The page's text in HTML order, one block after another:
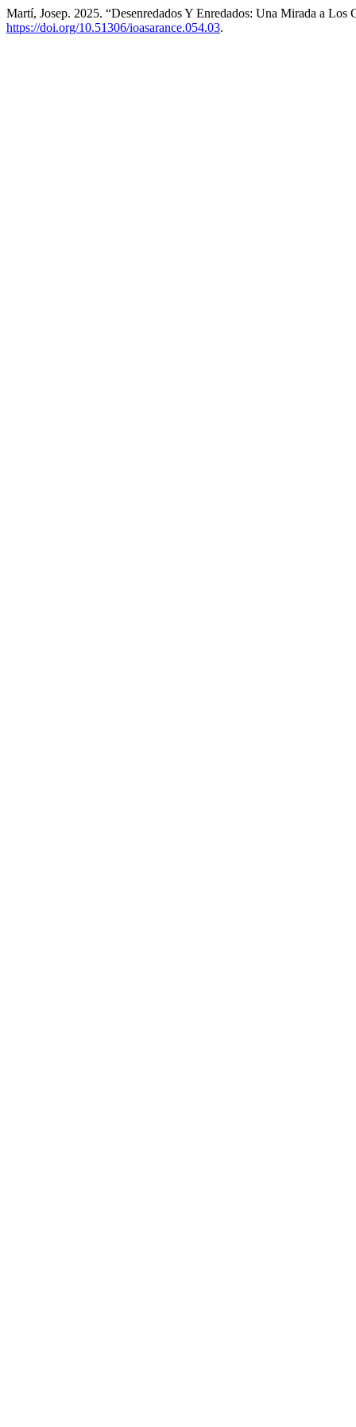
Martí, Josep. 2025. “Desenredados Y Enredados: Una Mirada a Los
https://doi.org/10.51306/ioasarance.054.03.